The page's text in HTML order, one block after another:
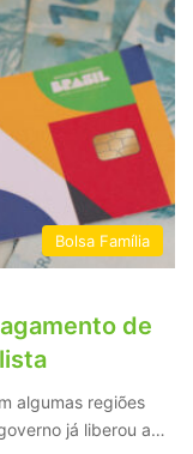
Bolsa Família
de
algumas regiões
já liberou a…